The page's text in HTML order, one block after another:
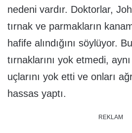
nedeni vardır. Doktorlar,
tırnak ve parmakların
hafife alındığını söylüyor.
tırnaklarını yok etmedi,
uçlarını yok etti ve onları
hassas yaptı.
REKLAM